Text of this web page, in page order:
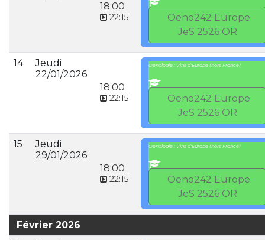
18:00
22:15
Oeno242 Europe
JeS 2526 OR
14
Jeudi
22/01/2026
18:00
22:15
Oenologie : Vins d'Europe (hors France)
Oeno242 Europe
JeS 2526 OR
15
Jeudi
29/01/2026
18:00
22:15
Oenologie : Vins d'Europe (hors France)
Oeno242 Europe
JeS 2526 OR
Février 2026